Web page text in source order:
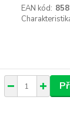
EAN kód: